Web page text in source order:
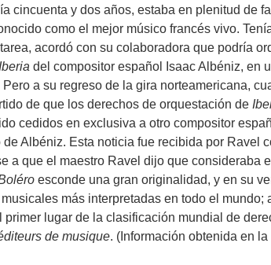
cincuenta y dos años, estaba en plenitud de
como el mejor músico francés vivo.
acordó con su colaboradora que podría
Iberia del compositor español Isaac Albéniz, en
a su regreso de la gira norteamericana,
de que los derechos de orquestación de
cedidos en exclusiva a otro compositor
Albéniz. Esta noticia fue recibida por Ravel
a que el maestro Ravel dijo que consideraba
esconde una gran originalidad, y en su
más interpretadas en todo el mundo;
primer lugar de la clasificación mundial de
de musique. (Información obtenida en la